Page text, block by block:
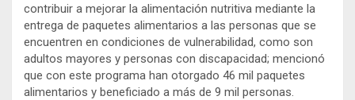
contribuir a mejorar la alimentación nutritiva mediante la
entrega de paquetes alimentarios a las personas que se
encuentren en condiciones de vulnerabilidad, como son
adultos mayores y personas con discapacidad; mencionó
que con este programa han otorgado 46 mil paquetes
alimentarios y beneficiado a más de 9 mil personas.